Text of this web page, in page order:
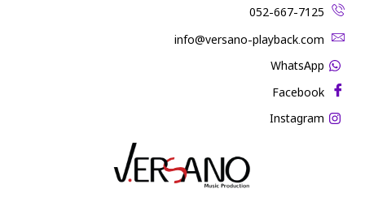
052-667-7125
‫info@versano-playback.com‬
WhatsApp
Facebook
Instagram